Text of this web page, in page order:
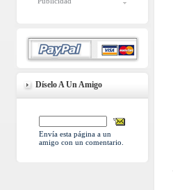
Díselo A Un Amigo
Envía esta página a un
amigo con un comentario.